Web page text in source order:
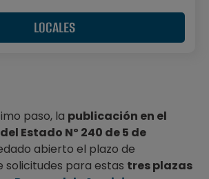
LOCALES
paso, la publicación en el
Estado Nº 240 de 5 de
abierto el plazo de
solicitudes para estas tres plazas